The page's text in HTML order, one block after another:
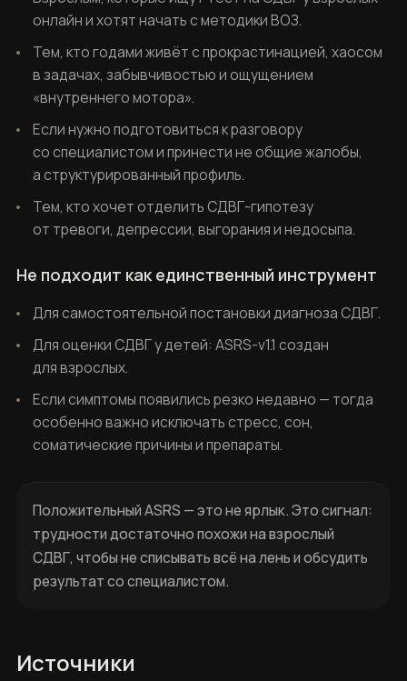
онлайн и хотят начать с методики ВОЗ.
Тем, кто годами живёт с прокрастинацией, хаосом
в задачах, забывчивостью и ощущением
«внутреннего мотора».
Если нужно подготовиться к разговору
со специалистом и принести не общие жалобы,
а структурированный профиль.
Тем, кто хочет отделить СДВГ-гипотезу
от тревоги, депрессии, выгорания и недосыпа.
Не подходит как единственный инструмент
Для самостоятельной постановки диагноза СДВГ.
Для оценки СДВГ у детей: ASRS-v1.1 создан
для взрослых.
Если симптомы появились резко недавно — тогда
особенно важно исключать стресс, сон,
соматические причины и препараты.
Положительный ASRS — это не ярлык. Это сигнал:
трудности достаточно похожи на взрослый
СДВГ, чтобы не списывать всё на лень и обсудить
результат со специалистом.
Источники